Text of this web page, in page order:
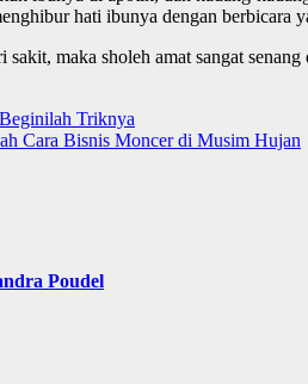
hati ibunya dengan berbicara
maka sholeh amat sangat
Triknya
Cara Bisnis Moncer di Musim Hujan
Poudel